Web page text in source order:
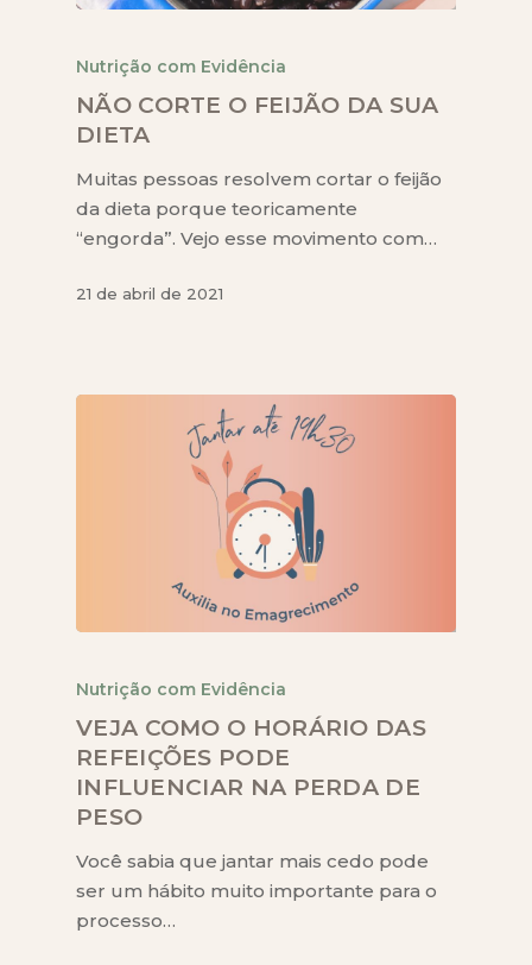
Nutrição com Evidência
NÃO CORTE O FEIJÃO DA SUA
DIETA
Muitas pessoas resolvem cortar o feijão
da dieta porque teoricamente
“engorda”. Vejo esse movimento com…
21 de abril de 2021
Nutrição com Evidência
VEJA COMO O HORÁRIO DAS
REFEIÇÕES PODE
INFLUENCIAR NA PERDA DE
PESO
Você sabia que jantar mais cedo pode
ser um hábito muito importante para o
processo…